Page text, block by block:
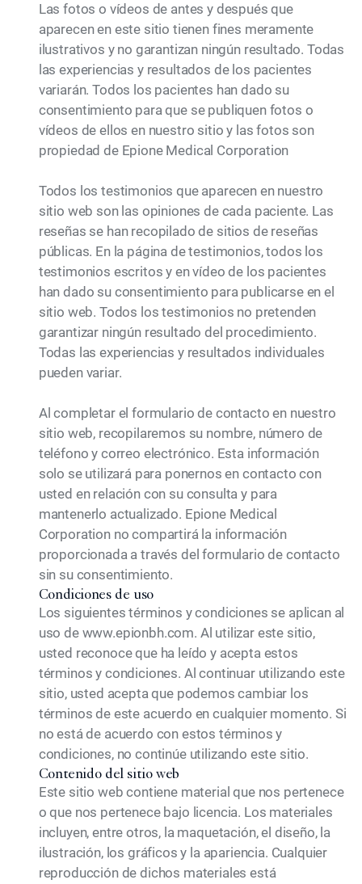
Las fotos o vídeos de antes y después que
aparecen en este sitio tienen fines meramente
ilustrativos y no garantizan ningún resultado. Todas
las experiencias y resultados de los pacientes
variarán. Todos los pacientes han dado su
consentimiento para que se publiquen fotos o
vídeos de ellos en nuestro sitio y las fotos son
propiedad de Epione Medical Corporation
Todos los testimonios que aparecen en nuestro
sitio web son las opiniones de cada paciente. Las
reseñas se han recopilado de sitios de reseñas
públicas. En la página de testimonios, todos los
testimonios escritos y en vídeo de los pacientes
han dado su consentimiento para publicarse en el
sitio web. Todos los testimonios no pretenden
garantizar ningún resultado del procedimiento.
Todas las experiencias y resultados individuales
pueden variar.
Al completar el formulario de contacto en nuestro
sitio web, recopilaremos su nombre, número de
teléfono y correo electrónico. Esta información
solo se utilizará para ponernos en contacto con
usted en relación con su consulta y para
mantenerlo actualizado. Epione Medical
Corporation no compartirá la información
proporcionada a través del formulario de contacto
sin su consentimiento.
Condiciones de uso
Los siguientes términos y condiciones se aplican al
uso de www.epionbh.com. Al utilizar este sitio,
usted reconoce que ha leído y acepta estos
términos y condiciones. Al continuar utilizando este
sitio, usted acepta que podemos cambiar los
términos de este acuerdo en cualquier momento. Si
no está de acuerdo con estos términos y
condiciones, no continúe utilizando este sitio.
Contenido del sitio web
Este sitio web contiene material que nos pertenece
o que nos pertenece bajo licencia. Los materiales
incluyen, entre otros, la maquetación, el diseño, la
ilustración, los gráficos y la apariencia. Cualquier
reproducción de dichos materiales está